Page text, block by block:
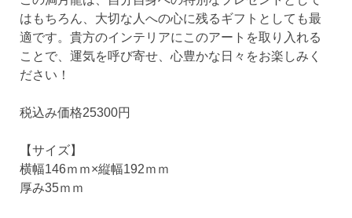
はもちろん、大切な人への心に残るギフトとしても最
適です。貴方のインテリアにこのアートを取り入れる
ことで、運気を呼び寄せ、心豊かな日々をお楽しみく
ださい！
税込み価格25300円
【サイズ】
横幅146ｍｍ×縦幅192ｍｍ
厚み35ｍｍ